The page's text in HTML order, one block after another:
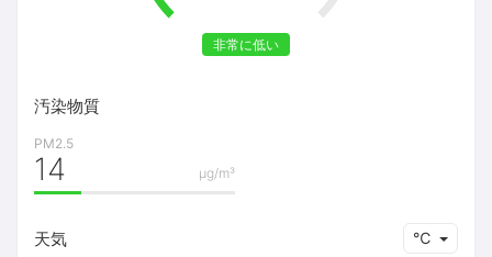
非常に低い
汚染物質
PM2.5
μg/m³
14
天気 ℃